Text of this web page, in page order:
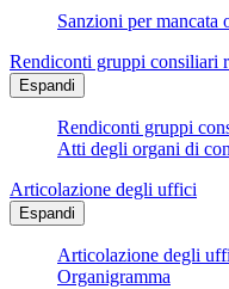
Sanzioni per
Rendiconti gruppi consiliari
Espandi
Rendiconti gruppi
Atti degli organi di
Articolazione degli uffici
Espandi
Articolazione degli
Organigramma